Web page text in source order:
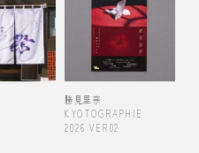
勝見里奈
KYOTOGRAPHIE
2026 VER02